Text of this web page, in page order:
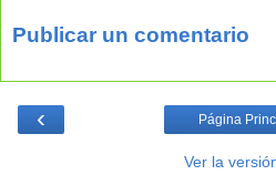
Publicar un comentario
‹ Página
Ver la